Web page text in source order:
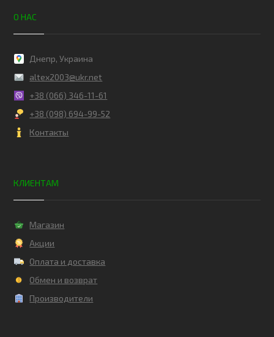
О НАС
Днепр, Украина
altex2003@ukr.net
+38 (066) 346-11-61
+38 (098) 694-99-52
Контакты
КЛИЕНТАМ
Магазин
Акции
Оплата и доставка
Обмен и возврат
Производители